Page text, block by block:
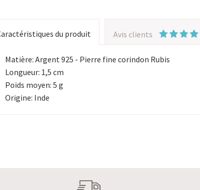
du produit Avis clients
Matière: Argent 925 - Pierre fine corindon Rubis
Longueur: 1,5 cm
Poids moyen: 5 g
Origine: Inde